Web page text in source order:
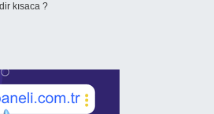
kısaca ?